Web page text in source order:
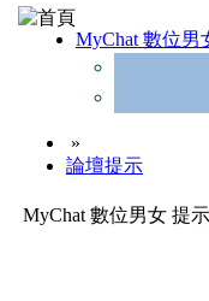
MyChat 數位男
»
論壇提示
MyChat 數位男女 提